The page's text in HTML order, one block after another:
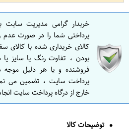
خریدار گرامی مدیریت سایت
پرداختی شما را در صورت
کالای خریداری شده با کالای
بودن ، تفاوت رنگ یا سایز
فروشنده و یا هر دلیل موجه
پرداخت سایت ، تضمین می
خارج از درگاه پرداخت سایت
توضیحات کالا